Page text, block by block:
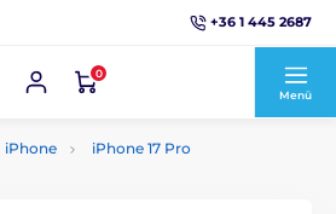
+36 1 445 2687
0
Menü
iPhone
iPhone 17 Pro